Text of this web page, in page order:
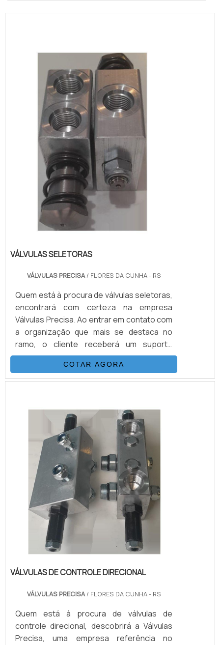
VÁLVULAS SELETORAS
VÁLVULAS PRECISA/ FLORES DA CUNHA - RS
Quem está à procura de válvulas seletoras,
encontrará com certeza na empresa
Válvulas Precisa. Ao entrar em contato com
a organização que mais se destaca no
ramo, o cliente receberá um suporte
completo para sanar eventuais dúvidas
sobre o produto a ser adquirido.Quando o
quesito é válvulas seletoras, com a melhor
benefício e atendimento eficaz em todo o
COTAR AGORA
VÁLVULAS DE CONTROLE DIRECIONAL
VÁLVULAS PRECISA/ FLORES DA CUNHA - RS
Quem está à procura de válvulas de
controle direcional, descobrirá a Válvulas
Precisa, uma empresa referência no